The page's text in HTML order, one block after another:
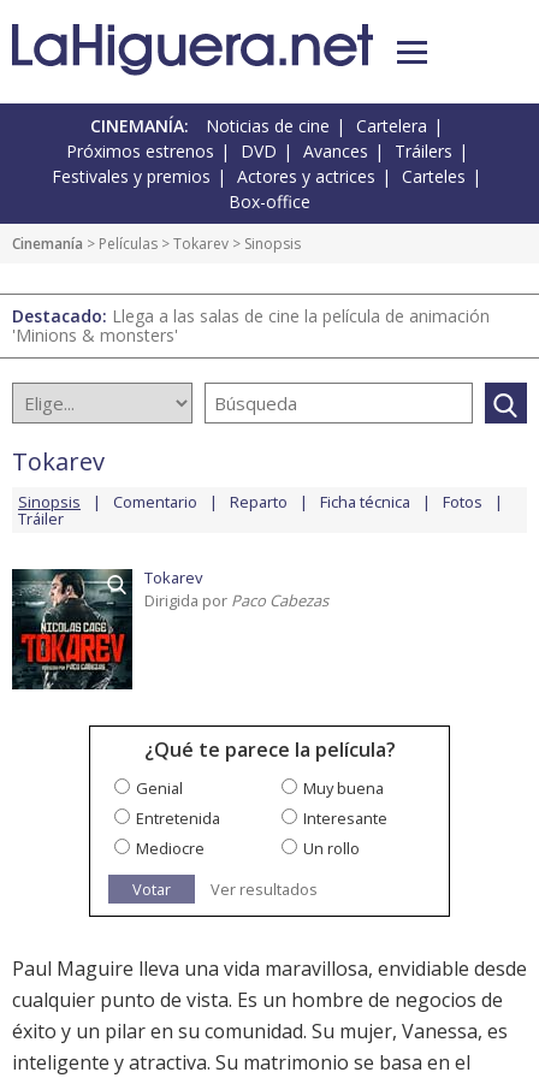
CINEMANÍA: Noticias de cine
Cartelera
Próximos estrenos
DVD Avances
Tráilers
Festivales y premios
Actores y actrices
Carteles
Box-office
Cinemanía > Películas >Tokarev > Sinopsis
Destacado: Llega a las salas de cine la película de animación
'Minions & monsters'
Tokarev
Sinopsis Comentario Reparto Ficha técnica Fotos
Tráiler
Tokarev
Dirigida por Paco Cabezas
¿Qué te parece la película?
Genial
Muy buena
Entretenida
Interesante
Mediocre
Un rollo
Votar
Ver resultados
Paul Maguire lleva una vida maravillosa, envidiable desde
cualquier punto de vista. Es un hombre de negocios de
éxito y un pilar en su comunidad. Su mujer, Vanessa, es
inteligente y atractiva. Su matrimonio se basa en el